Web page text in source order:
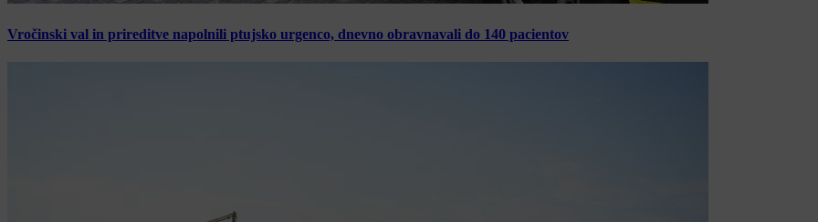
Vročinski val in prireditve napolnili ptujsko urgenco, dnevno obravnavali do 140 pacientov